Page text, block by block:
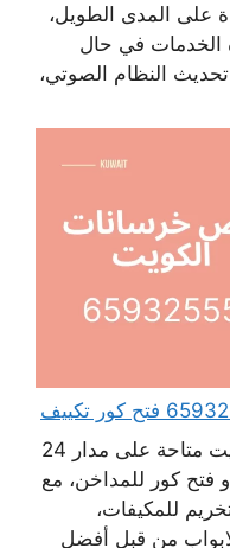
على المدى الطويل،
الخدمات في حال
النظام الصوتي،
خدمات شركة قص خرسانة الكويت متاحة على مدار 24
فتح كور للمداخن، مع
للمكيفات،
من قبل أفضل